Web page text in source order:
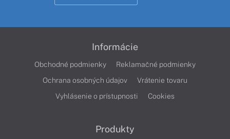
Informácie
Obchodné podmienky
Reklamačné podmienky
Ochrana osobných údajov
Vrátenie tovaru
Vyhlásenie o prístupnosti
Cookies
Produkty